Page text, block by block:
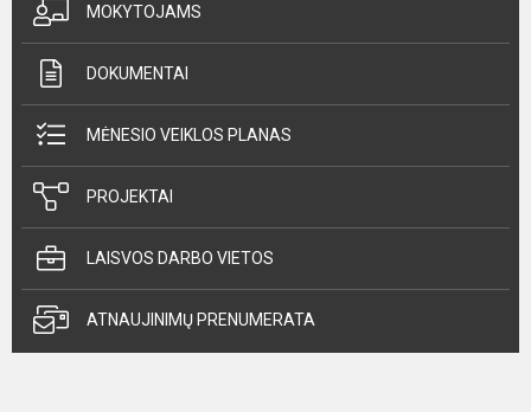
MOKYTOJAMS
DOKUMENTAI
MĖNESIO VEIKLOS PLANAS
PROJEKTAI
LAISVOS DARBO VIETOS
ATNAUJINIMŲ PRENUMERATA